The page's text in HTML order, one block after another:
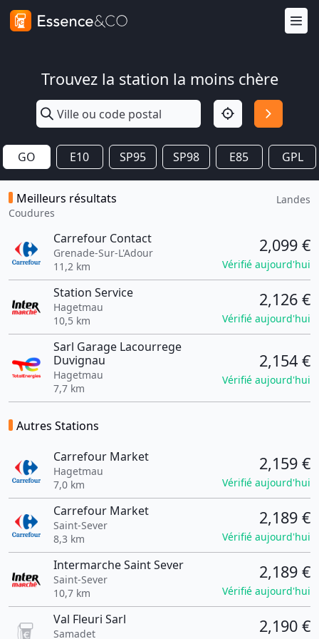
Trouvez la station la moins chère
GO E10 SP95 SP98 E85 GPL
Meilleurs résultats
Coudures
Landes
Carrefour Contact
Grenade-Sur-L'Adour
11,2 km
2,099 €
Vérifié aujourd'hui
Station Service
Hagetmau
10,5 km
2,126 €
Vérifié aujourd'hui
Sarl Garage Lacourrege
Duvignau
Hagetmau
7,7 km
2,154 €
Vérifié aujourd'hui
Autres Stations
Carrefour Market
Hagetmau
7,0 km
2,159 €
Vérifié aujourd'hui
Carrefour Market
Saint-Sever
8,3 km
2,189 €
Vérifié aujourd'hui
Intermarche Saint Sever
Saint-Sever
10,7 km
2,189 €
Vérifié aujourd'hui
Val Fleuri Sarl
Samadet 2,190 €